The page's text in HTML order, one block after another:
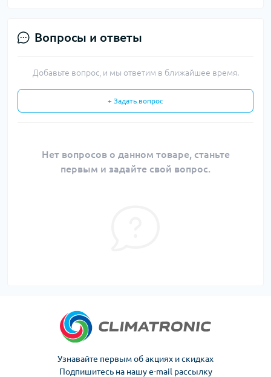
Вопросы и ответы
Добавьте вопрос, и мы ответим в ближайшее время.
+ Задать вопрос
Нет вопросов о данном товаре, станьте
первым и задайте свой вопрос.
Узнавайте первым об акциях и скидках
Подпишитесь на нашу e-mail рассылку